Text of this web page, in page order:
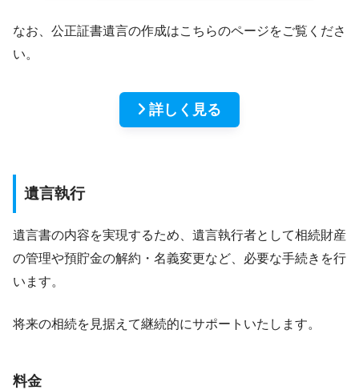
なお、公正証書遺言の作成はこちらのページをご覧くださ
い。
詳しく見る
遺言執行
遺言書の内容を実現するため、遺言執行者として相続財産
の管理や預貯金の解約・名義変更など、必要な手続きを行
います。
将来の相続を見据えて継続的にサポートいたします。
料金